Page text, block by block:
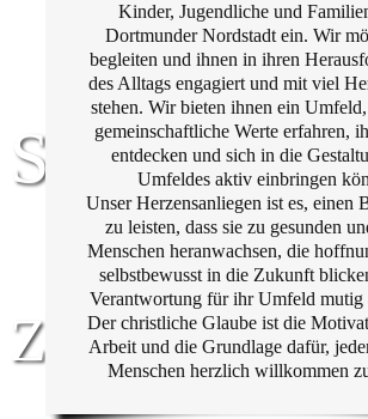
Stern im
Zentrum für
Kinder, Jugendliche und
Dortmunder Nordstadt ein. Wir
begleiten und ihnen in ihren
des Alltags engagiert und mit viel
stehen. Wir bieten ihnen ein
gemeinschaftliche Werte erfahren,
entdecken und sich in die
Umfeldes aktiv einbringen
Unser Herzensanliegen ist es, einen
zu leisten, dass sie zu gesunden
Menschen heranwachsen, die
selbstbewusst in die Zukunft
Verantwortung für ihr Umfeld mutig
Der christliche Glaube ist die
Arbeit und die Grundlage dafür,
Menschen herzlich willkommen